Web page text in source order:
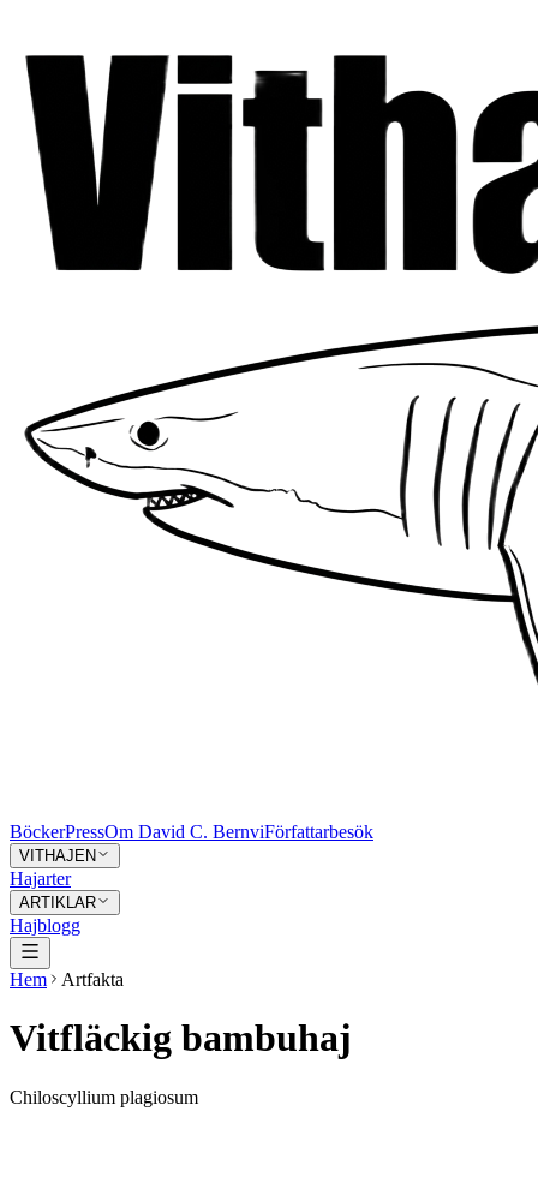
BöckerPressOm David C. BernviFörfattarbesök
VITHAJEN
Hajarter
ARTIKLAR
Hajblogg
Hem Artfakta
Vitfläckig bambuhaj
Chiloscyllium plagiosum